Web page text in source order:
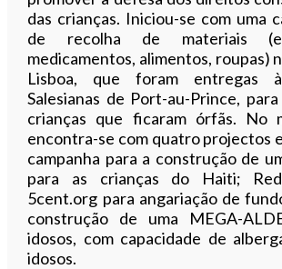
das crianças. Iniciou-se com uma
de recolha de materiais
medicamentos, alimentos, roupas)
Lisboa, que foram entregas
Salesianas de Port-au-Prince,
crianças que ficaram órfãs. No
encontra-se com quatro projectos
campanha para a construção de
para as crianças do Haiti;
5cent.org para angariação de
construção de uma MEGA-
idosos, com capacidade de
idosos.